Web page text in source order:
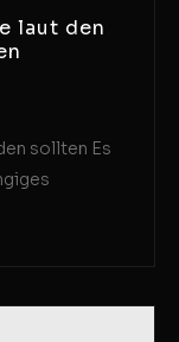
laut den
sollten Es